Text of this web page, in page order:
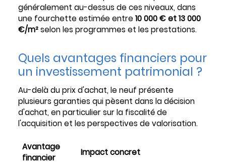
généralement au-dessus de ces niveaux, dans
une fourchette estimée entre 10 000 € et 13 000
€/m²selon les programmes et les prestations.
Quels avantages financiers pour
un investissement patrimonial ?
Au-delà du prix d'achat, le neuf présente
plusieurs garanties qui pèsent dans la décision
d'achat, en particulier sur la fiscalité de
l'acquisition et les perspectives de valorisation.
Avantage
financier
Impact concret